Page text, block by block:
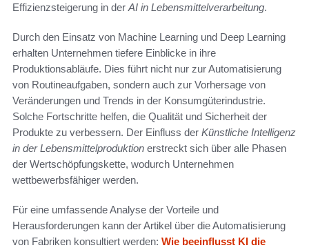
Effizienzsteigerung in der AI in Lebensmittelverarbeitung.
Durch den Einsatz von Machine Learning und Deep Learning
erhalten Unternehmen tiefere Einblicke in ihre
Produktionsabläufe. Dies führt nicht nur zur Automatisierung
von Routineaufgaben, sondern auch zur Vorhersage von
Veränderungen und Trends in der Konsumgüterindustrie.
Solche Fortschritte helfen, die Qualität und Sicherheit der
Produkte zu verbessern. Der Einfluss der Künstliche Intelligenz
in der Lebensmittelproduktion erstreckt sich über alle Phasen
der Wertschöpfungskette, wodurch Unternehmen
wettbewerbsfähiger werden.
Für eine umfassende Analyse der Vorteile und
Herausforderungen kann der Artikel über die Automatisierung
von Fabriken konsultiert werden: Wie beeinflusst KI die